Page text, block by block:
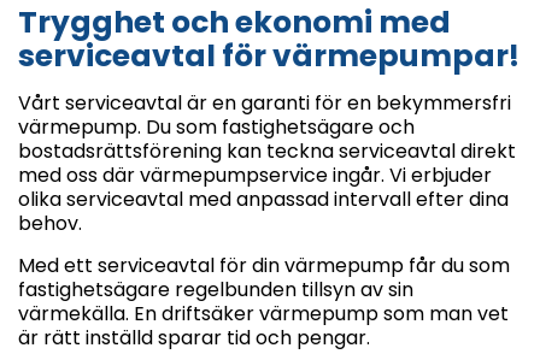
Trygghet och ekonomi med
serviceavtal för värmepumpar!
Vårt serviceavtal är en garanti för en bekymmersfri
värmepump. Du som fastighetsägare och
bostadsrättsförening kan teckna serviceavtal direkt
med oss där värmepumpservice ingår. Vi erbjuder
olika serviceavtal med anpassad intervall efter dina
behov.
Med ett serviceavtal för din värmepump får du som
fastighetsägare regelbunden tillsyn av sin
värmekälla. En driftsäker värmepump som man vet
är rätt inställd sparar tid och pengar.